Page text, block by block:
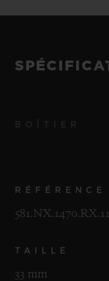
RÉFÉRENCE
TAILLE
33 mm